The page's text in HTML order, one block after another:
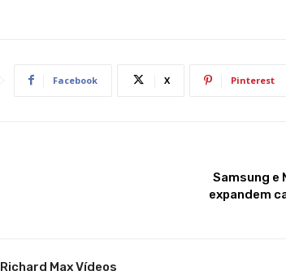
Facebook X Pinterest
Samsung e
expandem
Richard Max Vídeos